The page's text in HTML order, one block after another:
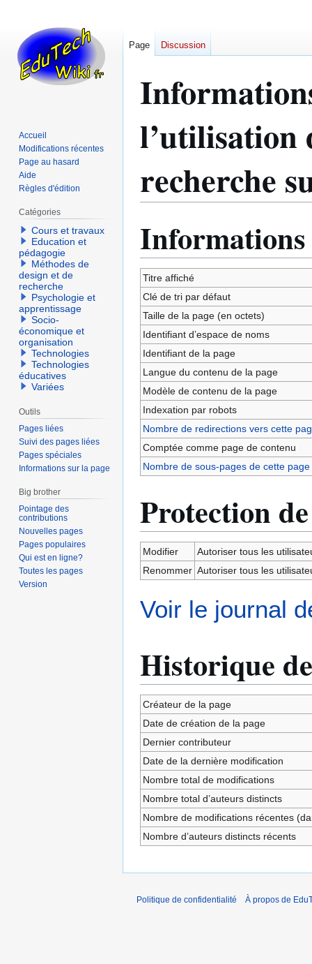
l’utilisation
recherche
navigation
recherche
Informations
Titre affiché
Clé de tri par défaut
Taille de la page (en octets)
Identifiant dʼespace de noms
Identifiant de la page
Langue du contenu de la page
Modèle de contenu de la page
Indexation par robots
Nombre de redirections vers cette
Comptée comme page de contenu
Nombre de sous-pages de cette page
Protection
Modifier
Autoriser tous les
Renommer Autoriser tous les
Voir le journal
Historique
Créateur de la page
Date de création de la page
Dernier contributeur
Date de la dernière modification
Nombre total de modifications
Nombre total d’auteurs distincts
Nombre de modifications récentes
Nombre d’auteurs distincts récents
Page Discussion
Accueil
Modifications récentes
Page au hasard
Aide
Règles d'édition
Catégories
Cours et travaux
Education et
pédagogie
Méthodes de
design et de
recherche
Psychologie et
apprentissage
Socio-
économique et
organisation
Technologies
Technologies
éducatives
Variées
Outils
Pages liées
Suivi des pages liées
Pages spéciales
Informations sur la page
Big brother
Pointage des
contributions
Nouvelles pages
Pages populaires
Qui est en ligne?
Toutes les pages
Version
Politique de confidentialité À propos de